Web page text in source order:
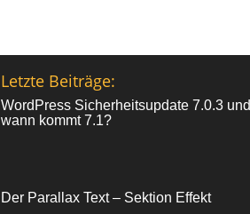
Letzte Beiträge:
WordPress Sicherheitsupdate 7.0.3 und
wann kommt 7.1?
Der Parallax Text – Sektion Effekt